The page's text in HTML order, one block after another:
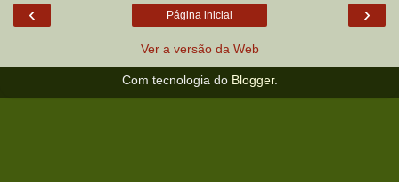
‹ ›
Página inicial
Ver a versão da Web
Com tecnologia do Blogger.